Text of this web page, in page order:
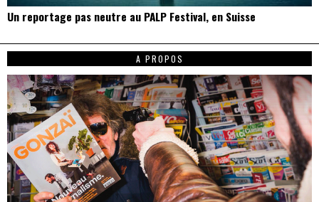
Un reportage pas neutre au PALP Festival, en Suisse
A PROPOS